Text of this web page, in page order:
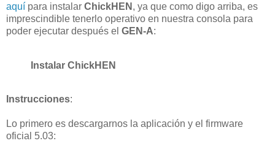
aquí para instalar ChickHEN , ya que como digo arriba, es
imprescindible tenerlo operativo en nuestra consola para
poder ejecutar después el GEN-A:
Instalar ChickHEN
Instrucciones:
Lo primero es descargarnos la aplicación y el firmware
oficial 5.03: